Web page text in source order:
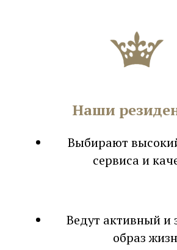
Наши
Выбирают
сервиса и
Ведут активный и
образ